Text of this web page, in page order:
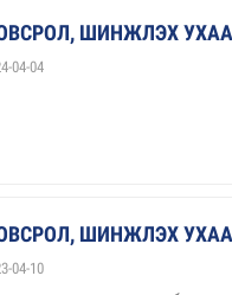
ШИНЖЛЭХ
04-04
ШИНЖЛЭХ
04-10